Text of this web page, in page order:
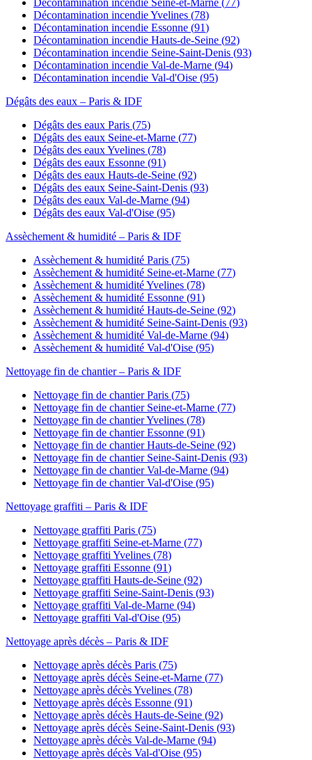
Décontamination incendie Seine-et-Marne (77)
Décontamination incendieYvelines (78)
Décontamination incendie Essonne (91)
Décontamination incendie Hauts-de-Seine (92)
Décontamination incendie Seine-Saint-Denis (93)
Décontamination incendie Val-de-Marne (94)
Décontamination incendie Val-d'Oise (95)
Dégâts des eaux – Paris & IDF
Dégâts des eaux Paris (75)
Dégâts des eaux Seine-et-Marne (77)
Dégâts des eauxYvelines (78)
Dégâts des eaux Essonne (91)
Dégâts des eaux Hauts-de-Seine (92)
Dégâts des eaux Seine-Saint-Denis (93)
Dégâts des eaux Val-de-Marne (94)
Dégâts des eaux Val-d'Oise (95)
Assèchement & humidité – Paris & IDF
Assèchement & humidité Paris (75)
Assèchement & humidité Seine-et-Marne (77)
Assèchement & humiditéYvelines (78)
Assèchement & humidité Essonne (91)
Assèchement & humidité Hauts-de-Seine (92)
Assèchement & humidité Seine-Saint-Denis (93)
Assèchement & humidité Val-de-Marne (94)
Assèchement & humidité Val-d'Oise (95)
Nettoyage fin de chantier– Paris & IDF
Nettoyage fin de chantier Paris (75)
Nettoyage fin de chantier Seine-et-Marne (77)
Nettoyage fin de chantierYvelines (78)
Nettoyage fin de chantier Essonne (91)
Nettoyage fin de chantier Hauts-de-Seine (92)
Nettoyage fin de chantier Seine-Saint-Denis (93)
Nettoyage fin de chantier Val-de-Marne (94)
Nettoyage fin de chantier Val-d'Oise (95)
Nettoyage graffiti – Paris & IDF
Nettoyage graffiti Paris (75)
Nettoyage graffiti Seine-et-Marne (77)
Nettoyage graffiti Yvelines (78)
Nettoyage graffiti Essonne (91)
Nettoyage graffiti Hauts-de-Seine (92)
Nettoyage graffiti Seine-Saint-Denis (93)
Nettoyage graffiti Val-de-Marne (94)
Nettoyage graffiti Val-d'Oise (95)
Nettoyage après décès – Paris & IDF
Nettoyage après décès Paris (75)
Nettoyage après décès Seine-et-Marne (77)
Nettoyage après décèsYvelines (78)
Nettoyage après décès Essonne (91)
Nettoyage après décès Hauts-de-Seine (92)
Nettoyage après décès Seine-Saint-Denis (93)
Nettoyage après décès Val-de-Marne (94)
Nettoyage après décès Val-d'Oise (95)